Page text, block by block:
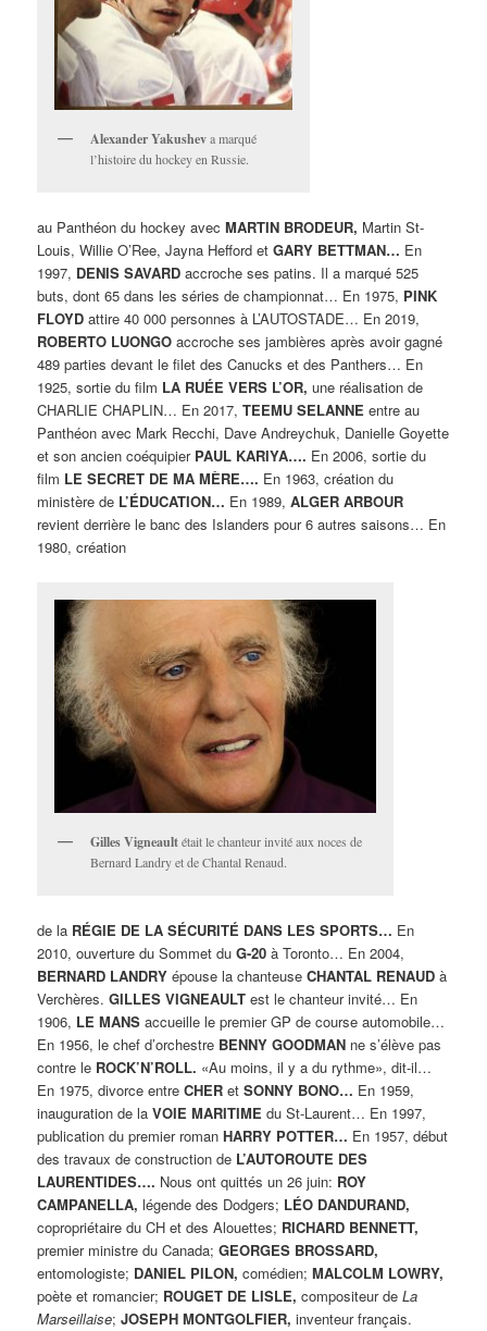
Alexander Yakusheva marqué
l’histoire du hockey en Russie.
au Panthéon du hockey avecMARTIN BRODEUR, Martin St-
Louis, Willie O’Ree, Jayna Hefford etGARY BETTMAN… En
1997, DENIS SAVARD accroche ses patins. Il a marqué 525
buts, dont 65 dans les séries de championnat… En 1975, PINK
FLOYD attire 40 000 personnes à L’AUTOSTADE… En 2019,
ROBERTO LUONGO accroche ses jambières après avoir gagné
489 parties devant le filet des Canucks et des Panthers… En
1925, sortie du film LA RUÉE VERS L’OR, une réalisation de
CHARLIE CHAPLIN… En 2017,TEEMU SELANNE entre au
Panthéon avec Mark Recchi, Dave Andreychuk, Danielle Goyette
et son ancien coéquipier PAUL KARIYA…. En 2006, sortie du
film LE SECRET DE MA MÈRE…. En 1963, création du
ministère de L’ÉDUCATION… En 1989,ALGER ARBOUR
revient derrière le banc des Islanders pour 6 autres saisons… En
1980, création
Gilles Vigneaultétait le chanteur invité aux noces de
Bernard Landry et de Chantal Renaud.
de la RÉGIE DE LA SÉCURITÉ DANS LES SPORTS… En
2010, ouverture du Sommet duG-20 à Toronto… En 2004,
BERNARD LANDRY épouse la chanteuseCHANTAL RENAUD à
Verchères.GILLES VIGNEAULT est le chanteur invité… En
1906, LE MANS accueille le premier GP de course automobile…
En 1956, le chef d’orchestre BENNY GOODMAN ne s’élève pas
contre le ROCK’N’ROLL. «Au moins, il y a du rythme», dit-il…
En 1975, divorce entreCHER etSONNY BONO… En 1959,
inauguration de laVOIE MARITIME du St-Laurent… En 1997,
publication du premier romanHARRY POTTER… En 1957, début
des travaux de construction de L’AUTOROUTE DES
LAURENTIDES…. Nous ont quittés un 26 juin: ROY
CAMPANELLA, légende des Dodgers; LÉO DANDURAND,
copropriétaire du CH et des Alouettes; RICHARD BENNETT,
premier ministre du Canada;GEORGES BROSSARD,
entomologiste; DANIEL PILON, comédien;MALCOLM LOWRY,
poète et romancier; ROUGET DE LISLE, compositeur deLa
Marseillaise;JOSEPH MONTGOLFIER, inventeur français.